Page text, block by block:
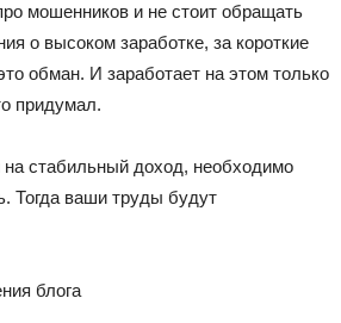
мошенников и не стоит обращать
о высоком заработке, за короткие
обман. И заработает на этом только
придумал.
стабильный доход, необходимо
Тогда ваши труды будут
блога